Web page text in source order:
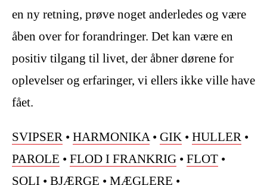
en ny retning, prøve noget anderledes og være
åben over for forandringer. Det kan være en
positiv tilgang til livet, der åbner dørene for
oplevelser og erfaringer, vi ellers ikke ville have
fået.
SVIPSER • HARMONIKA• GIK • HULLER •
PAROLE • FLOD I FRANKRIG • FLOT •
SOLI • BJÆRGE • MÆGLERE •